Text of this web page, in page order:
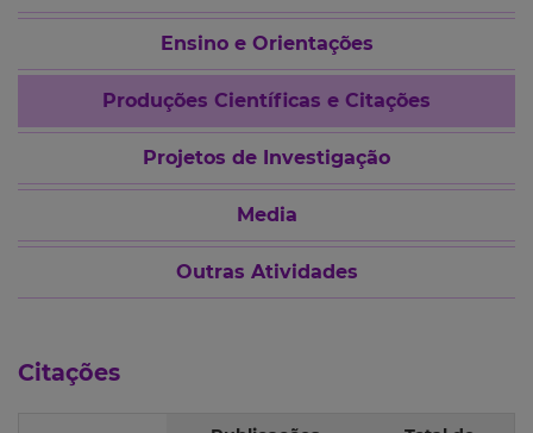
Ensino e Orientações
Produções Científicas e Citações
Projetos de Investigação
Media
Outras Atividades
Citações